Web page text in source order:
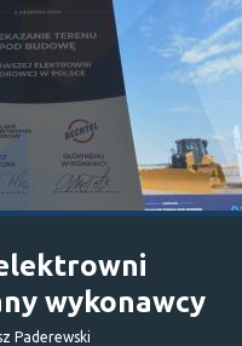
wykonawcy
Paderewski